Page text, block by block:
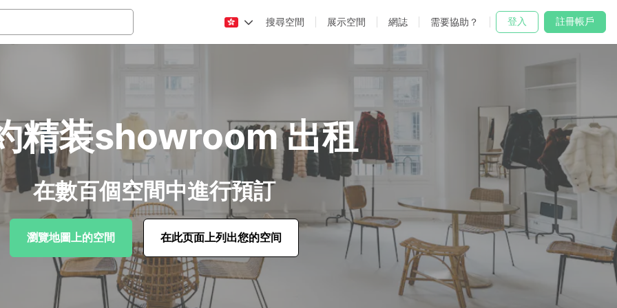
搜尋空間 展示空間 網誌 需要協助？ 登入 註冊帳戶
精装showroom 出租
在數百個空間中進行預訂
瀏覽地圖上的空間 在此页面上列出您的空间